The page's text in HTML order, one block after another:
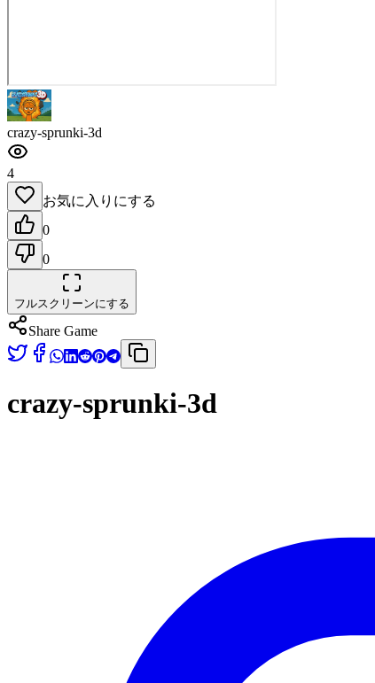
crazy-sprunki-3d
4
お気に入りにする
0
0
フルスクリーンにする
Share Game
crazy-sprunki-3d